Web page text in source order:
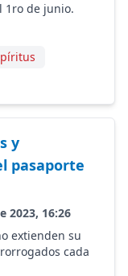
1ro de junio.
y
pasaporte
2023, 16:26
extienden su
cada